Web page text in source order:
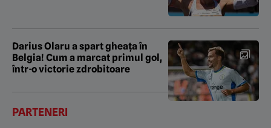
Darius Olaru a spart gheața în
Belgia! Cum a marcat primul gol,
într-o victorie zdrobitoare
PARTENERI